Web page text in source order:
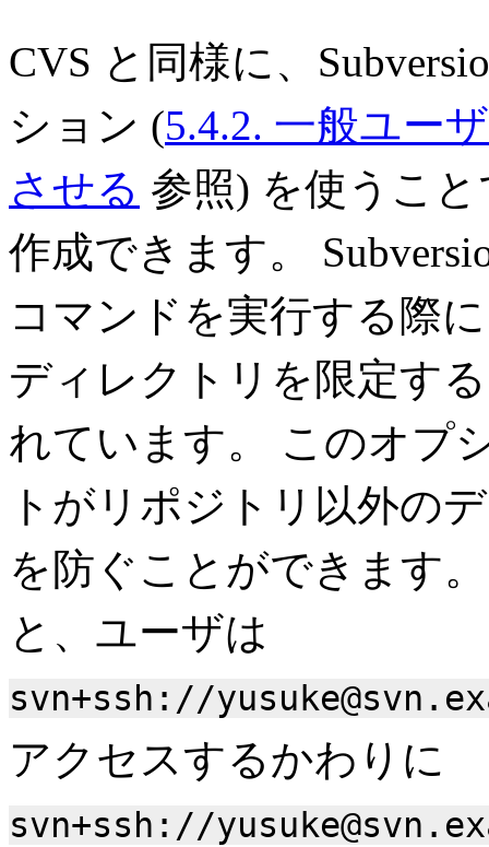
CVS と同様に、
ション (5.4.2. 一般ユー
させる 参照) を使うこ
作成できます。
コマンドを実行する際
ディレクトリを限定す
れています。 このオプ
トがリポジトリ以外の
を防ぐことができます
と、ユーザは
svn+ssh://
アクセスするかわりに
svn+ssh://